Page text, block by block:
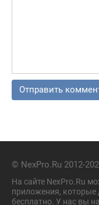
© NexPro.Ru 2012-
На сайте NexPro.Ru
приложения, которые
бесплатно. У нас вы